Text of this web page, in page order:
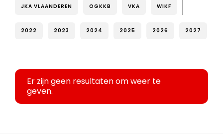
JKA VLAANDEREN OGKKB VKA WIKF
2022 2023 2024 2025 2026 2027
Er zijn geen resultaten om weer te
geven.